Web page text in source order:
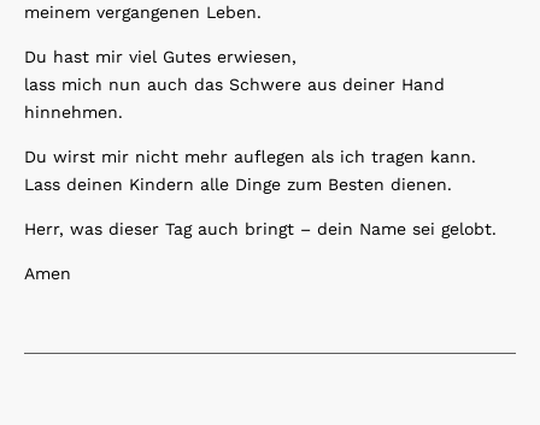
meinem vergangenen Leben.
Du hast mir viel Gutes erwiesen,
lass mich nun auch das Schwere aus deiner Hand
hinnehmen.
Du wirst mir nicht mehr auflegen als ich tragen kann.
Lass deinen Kindern alle Dinge zum Besten dienen.
Herr, was dieser Tag auch bringt – dein Name sei gelobt.
Amen